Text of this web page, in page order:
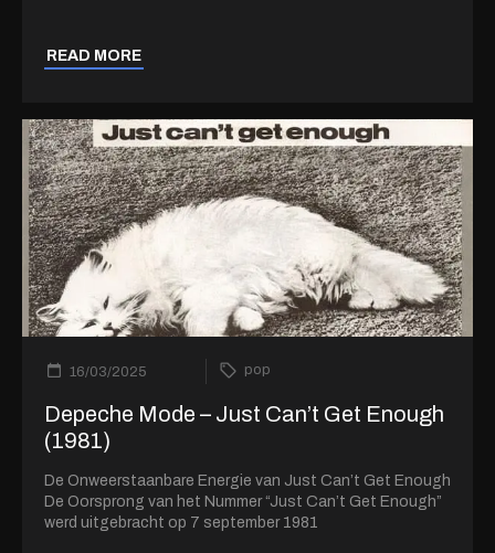
READ MORE
16/03/2025 pop
Depeche Mode – Just Can’t Get Enough
(1981)
De Onweerstaanbare Energie van Just Can’t Get Enough
De Oorsprong van het Nummer “Just Can’t Get Enough”
werd uitgebracht op 7 september 1981